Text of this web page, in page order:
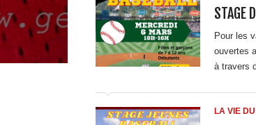
STAGE
Pour les
ouvertes
à travers
LA VIE